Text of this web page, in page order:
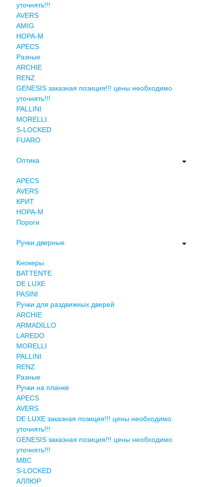
уточнять!!!
AVERS
AMIG
НОРА-М
APECS
Разные
ARCHIE
RENZ
GENESIS заказная позиция!!! цены необходимо
уточнять!!!
PALLINI
MORELLI
S-LOCKED
FUARO
Оптика
APECS
AVERS
КРИТ
НОРА-М
Пороги
Ручки дверные
Кнокеры
BATTENTE
DE LUXE
PASINI
Ручки для раздвижных дверей
ARCHIE
ARMADILLO
LAREDO
MORELLI
PALLINI
RENZ
Разные
Ручки на планке
APECS
AVERS
DE LUXE заказная позиция!!! цены необходимо
уточнять!!!
GENESIS заказная позиция!!! цены необходимо
уточнять!!!
MBC
S-LOCKED
АЛЛЮР